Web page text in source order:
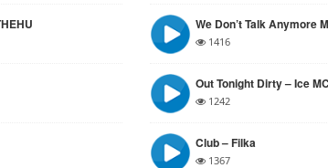
We Don’t Talk Anymore
1416
Out Tonight Dirty – Ice MC
1242
Club – Filka
1367